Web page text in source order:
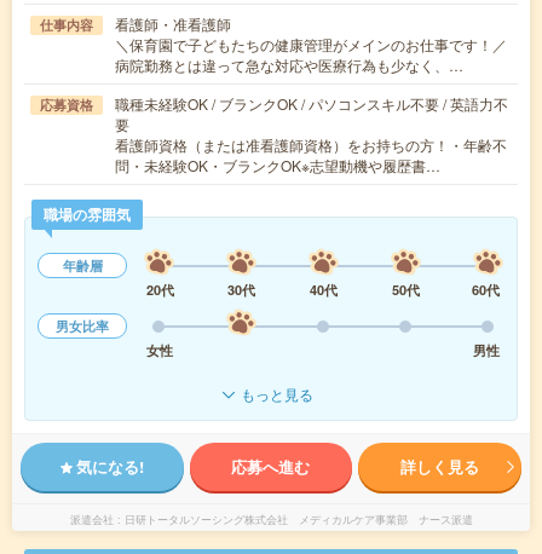
仕事内容
看護師・准看護師
＼保育園で子どもたちの健康管理がメインのお仕事です！／
病院勤務とは違って急な対応や医療行為も少なく、…
応募資格
職種未経験OK / ブランクOK / パソコンスキル不要 / 英語力不
要
看護師資格（または准看護師資格）をお持ちの方！・年齢不
問・未経験OK・ブランクOK※志望動機や履歴書…
職場の雰囲気
年齢層
20代
30代 40代 50代
60代
男女比率
女性
男性
もっと見る
気になる! 応募へ進む 詳しく見る
派遣会社 日研トータルソーシング株式会社 メディカルケア事業部 ナース派遣